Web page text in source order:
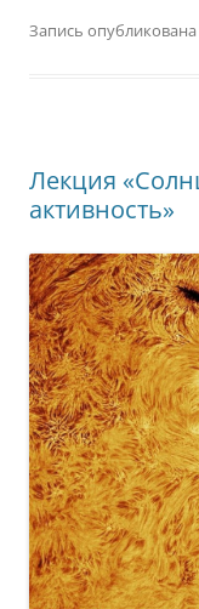
Запись опубликована
Лекция
активность»